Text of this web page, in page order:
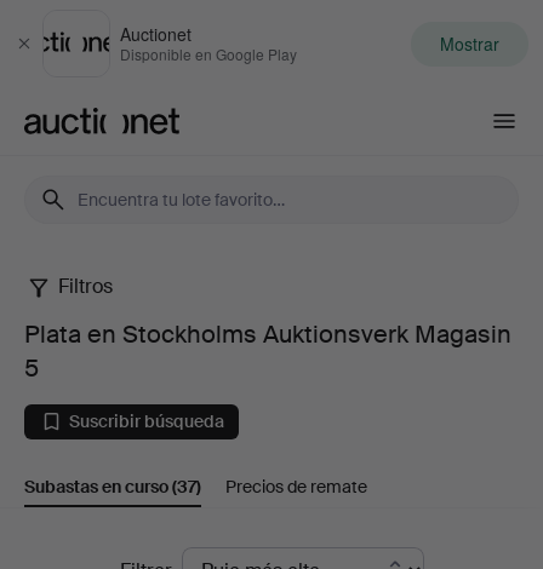
Cerrar
Auctionet
Disponible en Google Play Mostrar
Plata
en
Stockholms
Auktionsverk
Filtros
Plata en Stockholms Auktionsverk Magasin
5
Suscribir búsqueda
Subastas en curso(37) Precios de remate